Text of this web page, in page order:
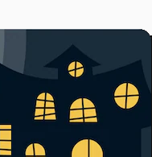
運営
料金